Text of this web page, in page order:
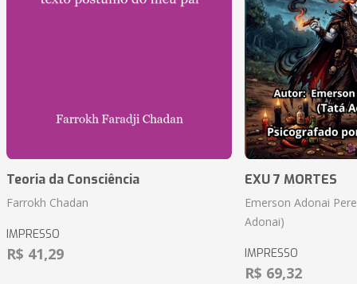
Teoria da Consciência
Farrokh Chadan
IMPRESSO
R$ 41,29
EXU 7 MORTES
Emerson Adonai
Adonai)
IMPRESSO
R$ 69,32